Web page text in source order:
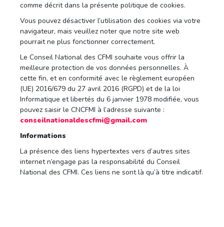
comme décrit dans la présente politique de cookies.
Vous pouvez désactiver l’utilisation des cookies via votre
navigateur, mais veuillez noter que notre site web
pourrait ne plus fonctionner correctement.
Le Conseil National des CFMI souhaite vous offrir la
meilleure protection de vos données personnelles. À
cette fin, et en conformité avec le règlement européen
(UE) 2016/679 du 27 avril 2016 (RGPD) et de la loi
Informatique et libertés du 6 janvier 1978 modifiée, vous
pouvez saisir le CNCFMI à l’adresse suivante :
conseilnationaldescfmi@gmail.com
Informations
La présence des liens hypertextes vers d’autres sites
internet n’engage pas la responsabilité du Conseil
National des CFMI. Ces liens ne sont là qu’à titre indicatif.